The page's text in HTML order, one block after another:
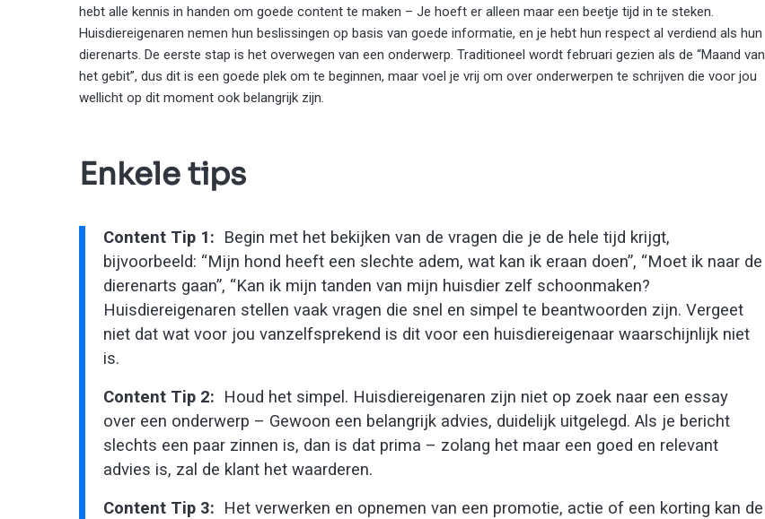
hebt alle kennis in handen om goede content te maken – Je hoeft er alleen maar een beetje tijd in te steken.
Huisdiereigenaren nemen hun beslissingen op basis van goede informatie, en je hebt hun respect al verdiend als hun
dierenarts. De eerste stap is het overwegen van een onderwerp. Traditioneel wordt februari gezien als de “Maand van
het gebit”, dus dit is een goede plek om te beginnen, maar voel je vrij om over onderwerpen te schrijven die voor jou
wellicht op dit moment ook belangrijk zijn.
Enkele tips
Content Tip 1: Begin met het bekijken van de vragen die je de hele tijd krijgt,
bijvoorbeeld: “Mijn hond heeft een slechte adem, wat kan ik eraan doen”, “Moet ik naar de
dierenarts gaan”, “Kan ik mijn tanden van mijn huisdier zelf schoonmaken?
Huisdiereigenaren stellen vaak vragen die snel en simpel te beantwoorden zijn. Vergeet
niet dat wat voor jou vanzelfsprekend is dit voor een huisdiereigenaar waarschijnlijk niet
is.
Content Tip 2: Houd het simpel. Huisdiereigenaren zijn niet op zoek naar een essay
over een onderwerp – Gewoon een belangrijk advies, duidelijk uitgelegd. Als je bericht
slechts een paar zinnen is, dan is dat prima – zolang het maar een goed en relevant
advies is, zal de klant het waarderen.
Content Tip 3: Het verwerken en opnemen van een promotie, actie of een korting kan de